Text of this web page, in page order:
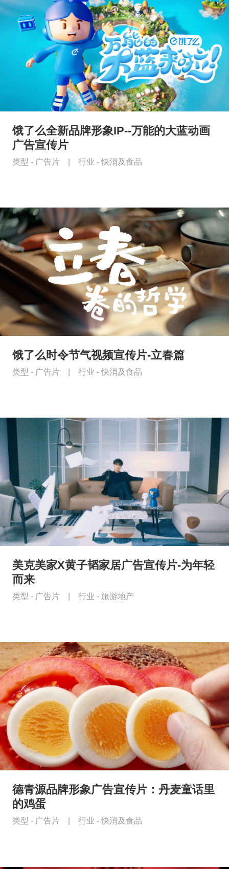
饿了么全新品牌形象IP--万能的大蓝动画
广告宣传片
类型 - 广告片 行业 -快消及食品
饿了么时令节气视频宣传片-立春篇
类型 - 广告片 行业 -快消及食品
美克美家X黄子韬家居广告宣传片-为年轻
而来
类型 - 广告片 行业 - 旅游地产
德青源品牌形象广告宣传片：丹麦童话里
的鸡蛋
类型 - 广告片 行业 -快消及食品